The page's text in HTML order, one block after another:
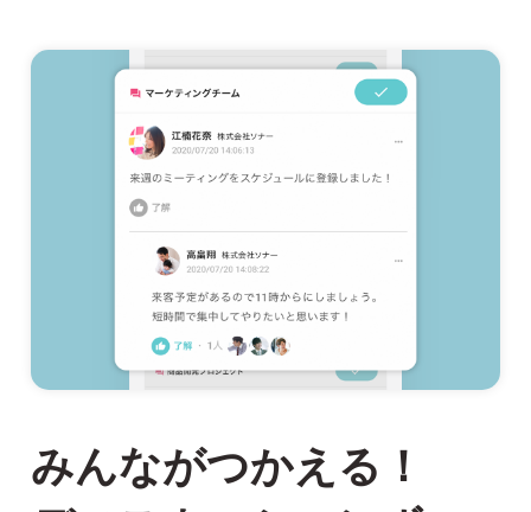
みんながつかえる！